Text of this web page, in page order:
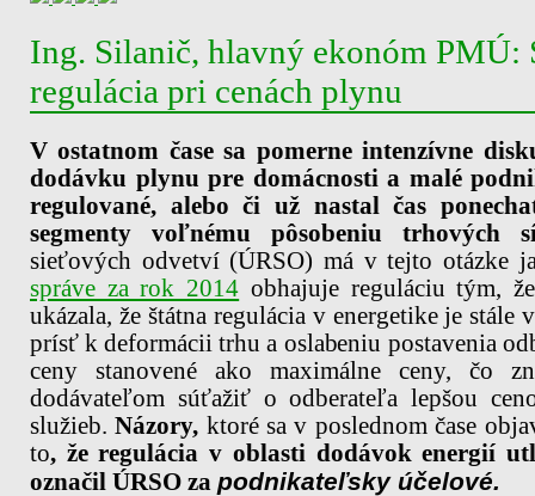
Ing. Silanič, hlavný ekonóm PMÚ:
regulácia pri cenách plynu
V ostatnom čase sa pomerne intenzívne
dodávku plynu pre domácnosti a malé
regulované, alebo či už nastal čas
segmenty voľnému pôsobeniu trhových
sieťových odvetví (ÚRSO) má v tejto otázke
správe za rok 2014 obhajuje reguláciu tým,
ukázala, že štátna regulácia v energetike je stále
prísť k deformácii trhu a oslabeniu postavenia
ceny stanovené ako maximálne ceny, čo
dodávateľom súťažiť o odberateľa lepšou
služieb.Názory, ktoré sa v poslednom čase
to, že regulácia v oblasti dodávok energií
označil ÚRSO za podnikateľsky účelové.